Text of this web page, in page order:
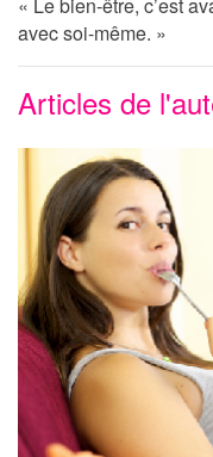
avec soi-même. »
Articles de